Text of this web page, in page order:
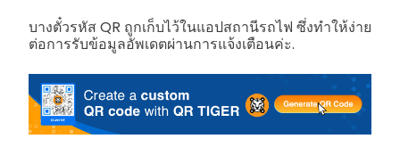
บางตั๋วรหัส QR ถูกเก็บไว้ในแอปสถานีรถไฟ ซึ่งทำให้ง่าย
ต่อการรับข้อมูลอัพเดตผ่านการแจ้งเตือนค่ะ.